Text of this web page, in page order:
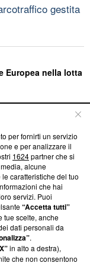
gestita
Europea nella lotta
su Blasting
ci impegniamo a
aderenza a
non è
di farne
una verifica di
per fornirti un servizio
e per analizzare il
1624partner che si
alcune
caratteristiche del tuo
che hai
servizi. Puoi
“Accetta tutti”
tue scelte, anche
dati personali da
.
in alto a destra),
che non consentono